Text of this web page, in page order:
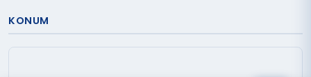
KONUM